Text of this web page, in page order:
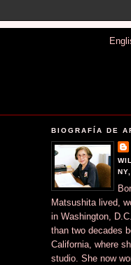
BIOGRAFÍA DE
Matsushita lived,
in Washington,
than two decades
California, where
studio. She now